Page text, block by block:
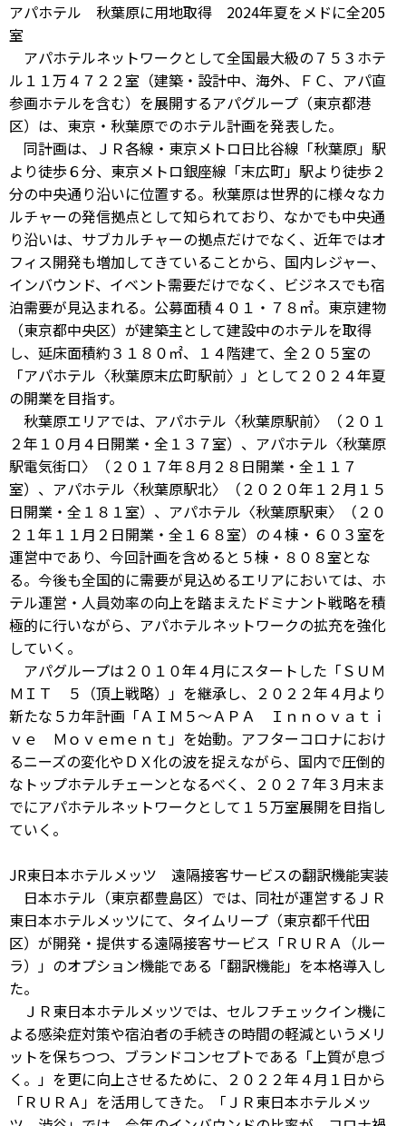
アパホテル 秋葉原に用地取得 2024年夏をメドに全205
室
アパホテルネットワークとして全国最大級の７５３ホテ
ル１１万４７２２室（建築・設計中、海外、ＦＣ、アパ直
参画ホテルを含む）を展開するアパグループ（東京都港
区）は、東京・秋葉原でのホテル計画を発表した。
同計画は、ＪＲ各線・東京メトロ日比谷線「秋葉原」駅
より徒歩６分、東京メトロ銀座線「末広町」駅より徒歩２
分の中央通り沿いに位置する。秋葉原は世界的に様々なカ
ルチャーの発信拠点として知られており、なかでも中央通
り沿いは、サブカルチャーの拠点だけでなく、近年ではオ
フィス開発も増加してきていることから、国内レジャー、
インバウンド、イベント需要だけでなく、ビジネスでも宿
泊需要が見込まれる。公募面積４０１・７８㎡。東京建物
（東京都中央区）が建築主として建設中のホテルを取得
し、延床面積約３１８０㎡、１４階建て、全２０５室の
「アパホテル〈秋葉原末広町駅前〉」として２０２４年夏
の開業を目指す。
秋葉原エリアでは、アパホテル〈秋葉原駅前〉（２０１
２年１０月４日開業・全１３７室）、アパホテル〈秋葉原
駅電気街口〉（２０１７年８月２８日開業・全１１７
室）、アパホテル〈秋葉原駅北〉（２０２０年１２月１５
日開業・全１８１室）、アパホテル〈秋葉原駅東〉（２０
２１年１１月２日開業・全１６８室）の４棟・６０３室を
運営中であり、今回計画を含めると５棟・８０８室とな
る。今後も全国的に需要が見込めるエリアにおいては、ホ
テル運営・人員効率の向上を踏まえたドミナント戦略を積
極的に行いながら、アパホテルネットワークの拡充を強化
していく。
アパグループは２０１０年４月にスタートした「ＳＵＭ
ＭＩＴ ５（頂上戦略）」を継承し、２０２２年４月より
新たな５カ年計画「ＡＩＭ５～ＡＰＡ Ｉｎｎｏｖａｔｉ
ｖｅ Ｍｏｖｅｍｅｎｔ」を始動。アフターコロナにおけ
るニーズの変化やＤＸ化の波を捉えながら、国内で圧倒的
なトップホテルチェーンとなるべく、２０２７年３月末ま
でにアパホテルネットワークとして１５万室展開を目指し
ていく。
JR東日本ホテルメッツ 遠隔接客サービスの翻訳機能実装
日本ホテル（東京都豊島区）では、同社が運営するＪＲ
東日本ホテルメッツにて、タイムリープ（東京都千代田
区）が開発・提供する遠隔接客サービス「ＲＵＲＡ（ルー
ラ）」のオプション機能である「翻訳機能」を本格導入し
た。
ＪＲ東日本ホテルメッツでは、セルフチェックイン機に
よる感染症対策や宿泊者の手続きの時間の軽減というメリ
ットを保ちつつ、ブランドコンセプトである「上質が息づ
く。」を更に向上させるために、２０２２年４月１日から
「ＲＵＲＡ」を活用してきた。「ＪＲ東日本ホテルメッ